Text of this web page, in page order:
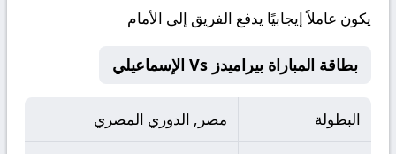
يكون عاملاً إيجابيًا يدفع الفريق إلى الأمام
بطاقة المباراة بيراميدز Vs الإسماعيلي
البطولة مصر, الدوري المصري